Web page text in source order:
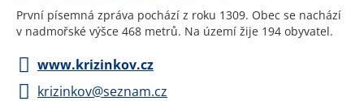
První písemná zpráva pochází z roku 1309. Obec se nachází
v nadmořské výšce 468 metrů. Na území žije 194 obyvatel.
www.krizinkov.cz
krizinkov@seznam.cz